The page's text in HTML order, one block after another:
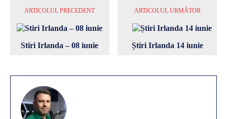
ARTICOLUL PRECEDENT
Stiri Irlanda – 08 iunie
ARTICOLUL URMĂTOR
Știri Irlanda 14 iunie